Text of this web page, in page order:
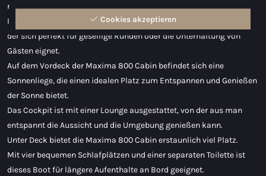
nehmen können.
Im Herzen des Cockpits befindet sich ein großzügiger Sitzbereich,
der sich perfekt für gesellige Runden oder die Unterhaltung von
Gästen eignet.
Auf dem Vordeck der Maxima 800 Cabin befindet sich eine
Sonnenliege, die einen idealen Platz zum Entspannen und Genießen
der Sonne bietet.
Das Cockpit ist mit einer Lounge ausgestattet, von der aus man
entspannt die Aussicht und die Umgebung genießen kann.
Unter Deck bietet die Maxima 800 Cabin erstaunlich viel Platz.
Mit vier bequemen Schlafplätzen und einer separaten Toilette ist
dieses Boot für längere Aufenthalte an Bord geeignet.
Cookies akzeptieren